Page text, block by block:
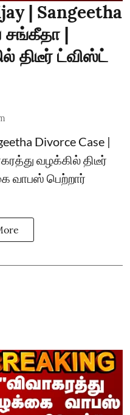
| Sangeetha
சங்கீதா |
திடீர் ட்விஸ்ட்
Divorce Case |
வழக்கில் திடீர்
வாபஸ் பெற்றார்